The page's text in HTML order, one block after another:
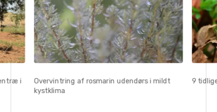
i
Overvintring af rosmarin udendørs i mildt
kystklima
9